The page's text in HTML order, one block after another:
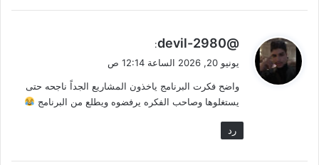
ي
ل
@devil-2980
:
يونيو 20, 2026 الساعة 12:14 ص
واضح فكرت البرنامج ياخذون المشاريع الجداً ناجحه حتى
يستغلوها وصاحب الفكره يرفضوه ويطلع من البرنامج
رد